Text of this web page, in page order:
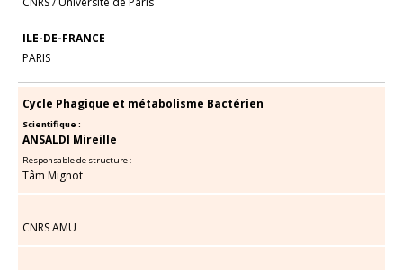
ILE-DE-FRANCE
PARIS
Cycle Phagique et métabolisme Bactérien
Scientifique :
ANSALDI Mireille
Responsable de structure :
Tâm Mignot
CNRS AMU